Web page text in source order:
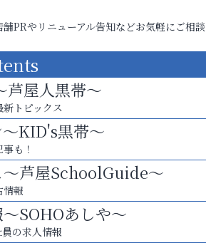
PRやリニューアル告知などお気軽にご相
芦屋人黒帯～
トピックス
KID's黒帯～
も！
～芦屋SchoolGuide～
情報
SOHOあしや～
の求人情報